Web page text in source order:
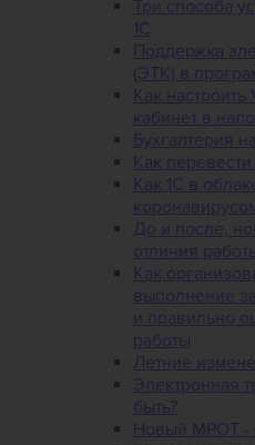
Три способа
1С
Поддержка
(ЭТК) в
Как
кабинет в
Бухгалтерия
Как
Как 1С в
До и после,
отличия
Как
выполнение
и правильно
работы
Летние
Электронная
быть?
Новый МРОТ -